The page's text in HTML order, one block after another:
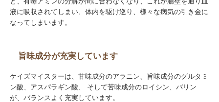
液に吸収されてしまい、体内を駆け巡り、様々な病気の引き金に
なってしまいます。
旨味成分が充実しています
ケイズマイスターは、甘味成分のアラニン、旨味成分のグルタミ
ン酸、アスパラギン酸、 そして苦味成分のロイシン、バリン
が、バランスよく充実しています。